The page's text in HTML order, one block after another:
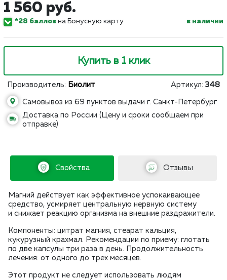
1 560 руб.
*28 баллов на Бонусную карту в наличии
Купить в 1 клик
Производитель: Биолит Артикул: 348
Самовывоз из 69 пунктов выдачи г. Санкт-Петербург
Доставка по России (Цену и сроки сообщаем при
отправке)
Свойства Отзывы
Магний действует как эффективное успокаивающее
средство, усмиряет центральную нервную систему
и снижает реакцию организма на внешние раздражители.
Компоненты: цитрат магния, стеарат кальция,
кукурузный крахмал. Рекомендации по приему: глотать
по две капсулы три раза в день. Продолжительность
лечения: от одного до трех месяцев.
Этот продукт не следует использовать людям